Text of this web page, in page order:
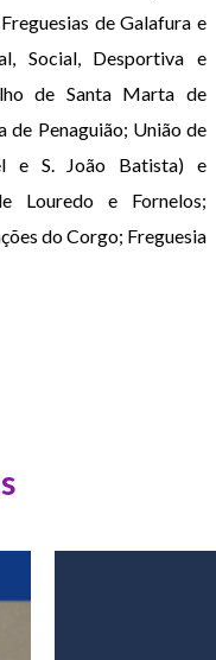
de Galafura e
Social, Desportiva e
de Santa Marta de
de Penaguião; União de
e S. João Batista) e
Louredo e Fornelos;
do Corgo; Freguesia